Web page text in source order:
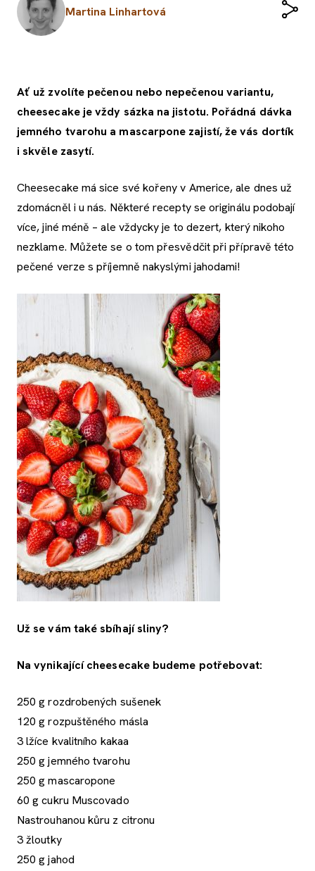
Martina Linhartová
Ať už zvolíte pečenou nebo nepečenou variantu,
cheesecake je vždy sázka na jistotu. Pořádná dávka
jemného tvarohu a mascarpone zajistí, že vás dortík
i skvěle zasytí.
Cheesecake má sice své kořeny v Americe, ale dnes už
zdomácněl i u nás. Některé recepty se originálu podobají
více, jiné méně – ale vždycky je to dezert, který nikoho
nezklame. Můžete se o tom přesvědčit při přípravě této
pečené verze s příjemně nakyslými jahodami!
Už se vám také sbíhají sliny?
Na vynikající cheesecake budeme potřebovat:
250 g rozdrobených sušenek
120 g rozpuštěného másla
3 lžíce kvalitního kakaa
250 g jemného tvarohu
250 g mascaropone
60 g cukru Muscovado
Nastrouhanou kůru z citronu
3 žloutky
250 g jahod